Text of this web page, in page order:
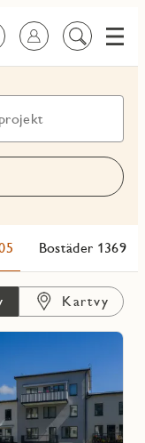
Logga in
Sök
Meny
Bostäder 1369
Kartvy